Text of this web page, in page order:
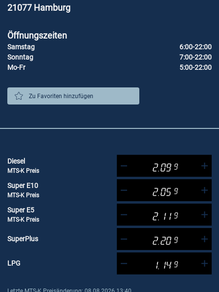
21077 Hamburg
Öffnungszeiten
Samstag
6:00-22:00
Sonntag
7:00-22:00
Mo-Fr
5:00-22:00
Zu Favoriten hinzufügen
Diesel
MTS-K Preis 2.09 9
Super E10
MTS-K Preis 2.05 9
Super E5
MTS-K Preis 2.11 9
SuperPlus 2.20 9
LPG 1.14 9